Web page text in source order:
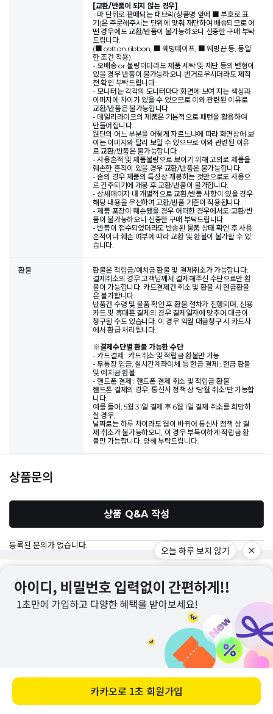
바로 구매하기
[교환/반품이 되지 않는 경우]
- 마 단위로 판매되는 패브릭(상품명 앞에 ■ 부호로 표
기)은 주문해주시는 단위에 맞춰 재단하여 배송되므로 어
떤 경우에도 교환/반품이 불가능하오니 신중한 구매 부탁
드립니다.
(■ cotton ribbon, ■ 웨빙테이프, ■ 웨빙끈 등, 동일
한 조건 적용)
- 오배송 or 불량이더라도 제품 세탁 및 재단 등의 변형이
있을 경우 반품이 불가능하오니 번거로우시더라도 제작
전 확인 부탁드립니다.
- 모니터는 각각의 모니터마다 화면에 보여 지는 색상과
이미지에 차이가 있을 수 있으므로 이와 관련된 이유로
교환/반품은 불가능합니다.
- 데일리라이크의 제품은 기본적으로 패턴을 활용하여
만들어집니다.
원단의 어느 부분을 어떻게 자르느냐에 따라 화면상에 보
이는 이미지와 달리 보일 수 있으므로 이와 관련된 이유
로 교환/반품은 불가능합니다.
- 사용흔적 및 제품불량으로 보이기 위해 고의로 제품을
훼손한 흔적이 있을 경우 교환/반품은 불가능합니다.
- 솜의 경우 제품의 특성상 개봉하는 것만으로도 사용으
로 간주되기에 개봉 후 교환/반품이 불가합니다.
- 상세페이지 내 개별적으로 교환/반품 사항이 있을 경우
해당 내용을 우선하여 교환/반품 기준이 적용됩니다.
- 제품 포장이 훼손됐을 경우 어떠한 경우에서도 교환/반
품이 불가능하오니 신중한 구매 부탁드립니다.
- 반품이 접수되었더라도 반송된 물품 상태 확인 후 사용
흔적이나 훼손 여부에 따라 교환 및 환불이 불가할 수 있
습니다.
환불
환불은 적립금/예치금 환불 및 결제취소가 가능합니다.
결제취소의 경우 고객님께서 결제해주신 수단으로만 환
불이 가능합니다. 카드결제건 취소 및 환불 시 현금환불
은 불가합니다.
반품건 수령 및 물품 확인 후 환불 절차가 진행되며, 신용
카드 및 휴대폰 결제의 경우 결제일자에 맞추어 대금이
청구될 수도 있습니다. 이 경우 익월 대금청구 시 카드사
에서 환급 처리됩니다.
※결제수단별 환불 가능한 수단
- 카드결제 : 카드취소 및 적립금 환불만 가능
- 무통장 입금, 실시간계좌이체 등 현금 결제 : 현금 환불
및 예치금 환불
- 핸드폰 결제 : 핸드폰 결제 취소 및 적립금 환불
핸드폰 결제의 경우, 통신사 정책 상 '당월 취소'만 가능합
니다.
예를 들어, 5월 31일 결제 후 6월 1일 결제 취소를 희망하
실 경우,
날짜로는 하루 차이라도 월이 바뀌어 통신사 정책 상 결
제 취소가 불가능하오니, 이 경우 부득이하게 적립금 환
불만 가능합니다. 양해 부탁드립니다.
상품문의
상품 Q&A 작성
등록된 문의가 없습니다.
사이트맵
오늘 하루 보지 않기